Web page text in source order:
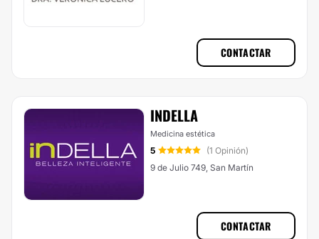
CONTACTAR
INDELLA
Medicina estética
5
(1 Opinión)
9 de Julio 749, San Martín
CONTACTAR